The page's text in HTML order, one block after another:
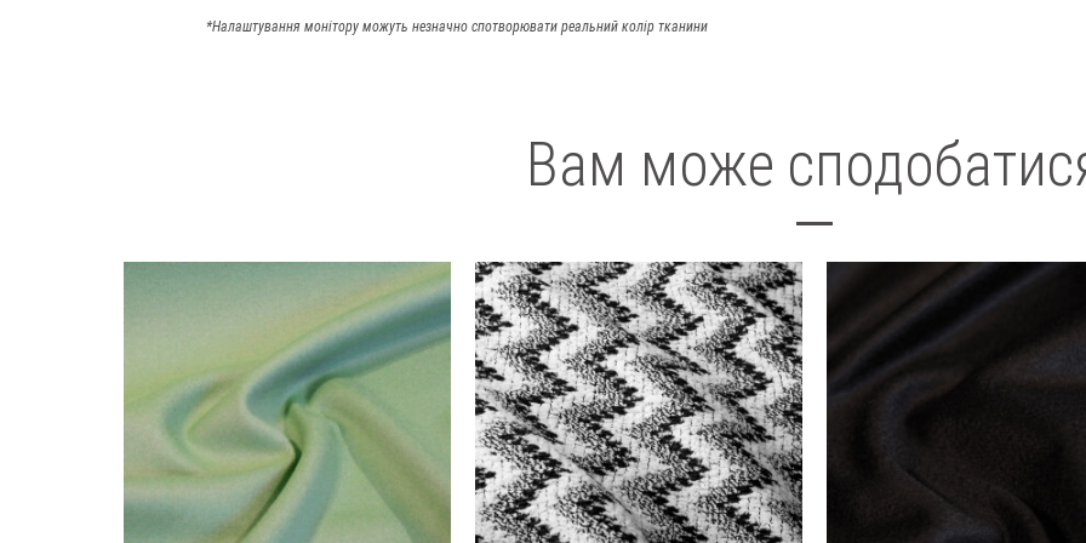
*Налаштування монітору можуть незначно спотворювати реальний колір тканини
Вам може